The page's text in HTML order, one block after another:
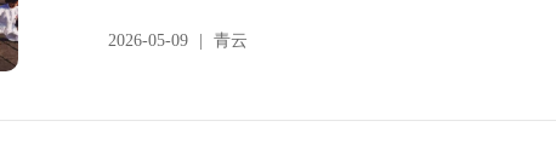
2026-05-09 青云